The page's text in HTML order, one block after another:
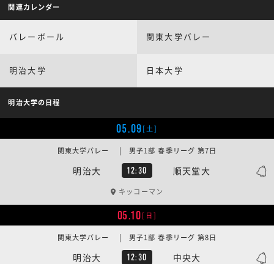
関連カレンダー
バレーボール 関東大学バレー
明治大学 日本大学
明治大学の日程
05.09[土]
明治大 12:30 順天堂大
関東大学バレー | 男子1部 春季リーグ 第7日
キッコーマン
05.10[日]
明治大 12:30 中央大
関東大学バレー | 男子1部 春季リーグ 第8日